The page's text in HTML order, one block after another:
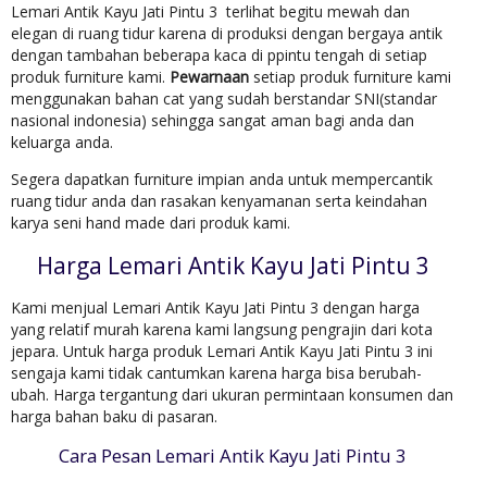
Lemari Antik Kayu Jati Pintu 3 terlihat begitu mewah dan
elegan di ruang tidur karena di produksi dengan bergaya antik
dengan tambahan beberapa kaca di ppintu tengah di setiap
produk furniture kami. Pewarnaan setiap produk furniture kami
menggunakan bahan cat yang sudah berstandar SNI(standar
nasional indonesia) sehingga sangat aman bagi anda dan
keluarga anda.
Segera dapatkan furniture impian anda untuk mempercantik
ruang tidur anda dan rasakan kenyamanan serta keindahan
karya seni hand made dari produk kami.
Harga Lemari Antik Kayu Jati Pintu 3
Kami menjual Lemari Antik Kayu Jati Pintu 3 dengan harga
yang relatif murah karena kami langsung pengrajin dari kota
jepara. Untuk harga produk Lemari Antik Kayu Jati Pintu 3 ini
sengaja kami tidak cantumkan karena harga bisa berubah-
ubah. Harga tergantung dari ukuran permintaan konsumen dan
harga bahan baku di pasaran.
Cara Pesan Lemari Antik Kayu Jati Pintu 3